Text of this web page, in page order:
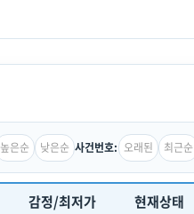
높은순 낮은순 사건번호: 오래된 최근순
감정/최저가 현재상태